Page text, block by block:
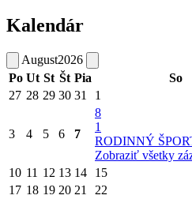
Kalendár
August2026
Po Ut St Št Pia So
27 28 29 30 31 1
3 4 5 6 7
8
1
RODINNÝ
Zobraziť všetky
10 11 12 13 14 15
17 18 19 20 21 22